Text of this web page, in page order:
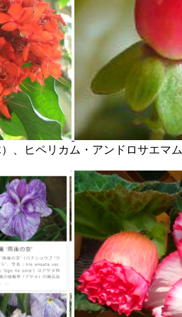
、ヒペリカム・アンドロサエマム